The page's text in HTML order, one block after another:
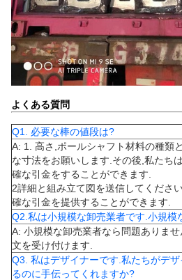
よくある質問
Q1. 必要な棒の値段は?
A: 1. 高さ,ポールシャフト材料の種類
な寸法をお願いします.その後,私たち
確な引金をすることができます.
2詳細と組み立て図を送信してくださ
確な引金を提供することができます.
Q2.私は小規模な卸売業者です.小規模
A: 小規模な卸売業者なら問題ありま
文を受け付けます.
Q3. 私はデザイナーです.私たちがデ
るのに手伝ってくれますか?